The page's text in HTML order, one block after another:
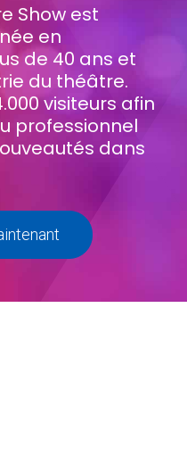
Show est
en
de 40 ans et
du théâtre.
visiteurs afin
professionnel
dans